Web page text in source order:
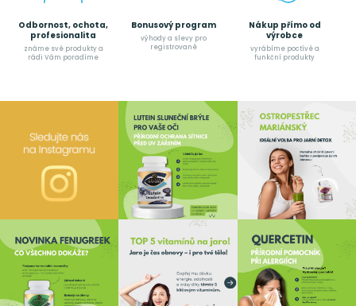
Odbornost, ochota,
profesionalita
známe své produkty a
rádi Vám poradíme
Bonusový program
výhody a slevy pro
registrované
Nákup přímo od
výrobce
vyrábíme poctívé a
funkční produkty